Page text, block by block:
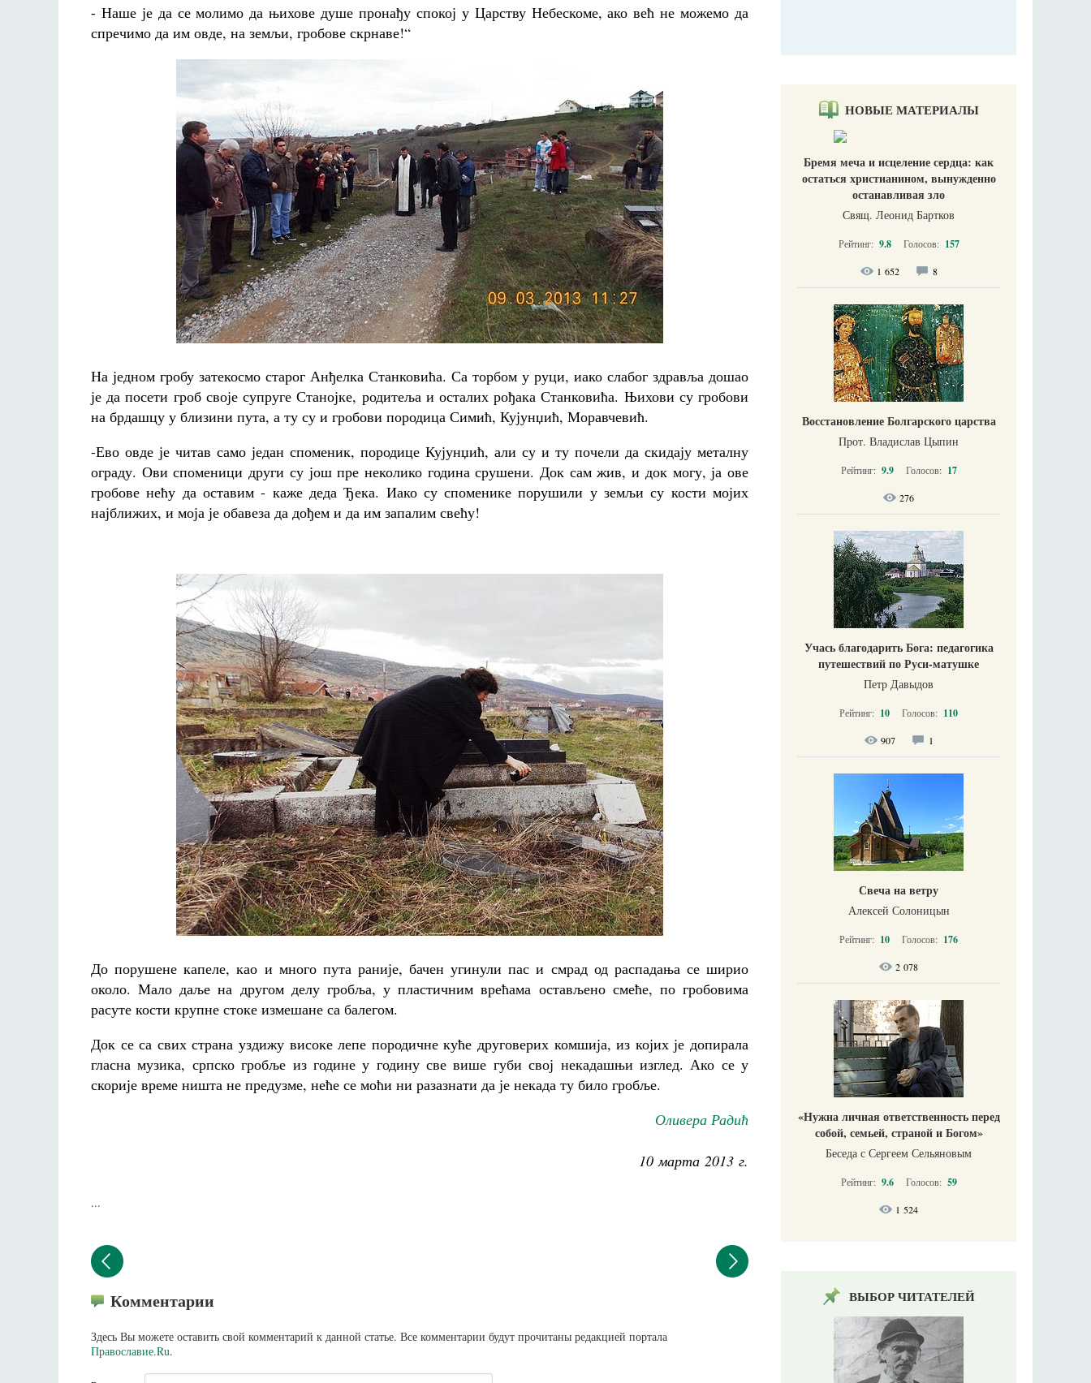
- Наше је да се молимо да њихове душе пронађу спокој у Царству Небескоме, ако већ не можемо да
спречимо да им овде, на земљи, гробове скрнаве!“
На једном гробу затекосмо старог Анђелка Станковића. Са торбом у руци, иако слабог здравља дошао
је да посети гроб своје супруге Станојке, родитеља и осталих рођака Станковића. Њихови су гробови
на брдашцу у близини пута, а ту су и гробови породица Симић, Кујунџић, Моравчевић.
-Ево овде је читав само један споменик, породице Кујунџић, али су и ту почели да скидају металну
ограду. Ови споменици други су још пре неколико година срушени. Док сам жив, и док могу, ја ове
гробове нећу да оставим - каже деда Ђека. Иако су споменике порушили у земљи су кости мојих
најближих, и моја је обавеза да дођем и да им запалим свећу!
До порушене капеле, као и много пута раније, бачен угинули пас и смрад од распадања се ширио
около. Мало даље на другом делу гробља, у пластичним врећама остављено смеће, по гробовима
расуте кости крупне стоке измешане са балегом.
Док се са свих страна уздижу високе лепе породичне куће друговерих комшија, из којих је допирала
гласна музика, српско гробље из године у годину све више губи свој некадашњи изглед. Ако се у
скорије време ништа не предузме, неће се моћи ни разазнати да је некада ту било гробље.
Оливера Радић
10 марта 2013 г.
...
Комментарии
Здесь Вы можете оставить свой комментарий к данной статье. Все комментарии будут прочитаны редакцией портала
Православие.Ru.
НОВЫЕ МАТЕРИАЛЫ
Бремя меча и исцеление сердца: как
остаться христианином, вынужденно
останавливая зло
Свящ. Леонид Бартков
Рейтинг: 9.8 Голосов: 157
1 652 8
Восстановление Болгарского царства
Прот. Владислав Цыпин
Рейтинг: 9.9 Голосов: 17
276
Учась благодарить Бога: педагогика
путешествий по Руси-матушке
Петр Давыдов
Рейтинг: 10 Голосов: 110
907 1
Свеча на ветру
Алексей Солоницын
Рейтинг: 10 Голосов: 176
2 078
«Нужна личная ответственность перед
собой, семьей, страной и Богом»
Беседа с Сергеем Сельяновым
Рейтинг: 9.6 Голосов: 59
1 524
ВЫБОР ЧИТАТЕЛЕЙ